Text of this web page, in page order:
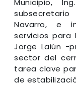
Municipio,
Navarro, e
servicios para
Jorge Laiún -
sector del
tarea clave
de